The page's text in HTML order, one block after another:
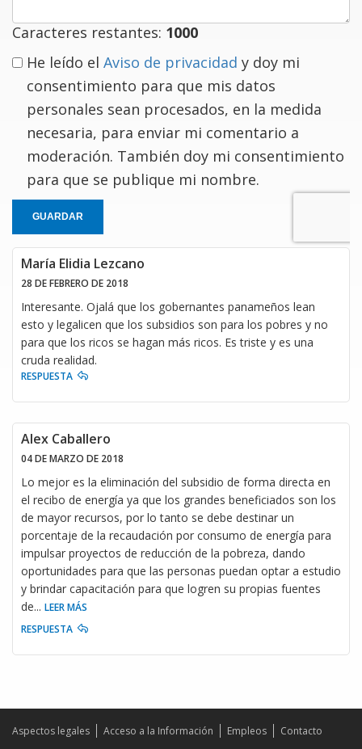
Caracteres restantes: 1000
He leído el Aviso de privacidad y doy mi
consentimiento para que mis datos
personales sean procesados, en la medida
necesaria, para enviar mi comentario a
moderación. También doy mi consentimiento
para que se publique mi nombre.
GUARDAR
María Elidia Lezcano
28 DE FEBRERO DE 2018
Interesante. Ojalá que los gobernantes panameños lean
esto y legalicen que los subsidios son para los pobres y no
para que los ricos se hagan más ricos. Es triste y es una
cruda realidad.
RESPUESTA
Alex Caballero
04 DE MARZO DE 2018
Lo mejor es la eliminación del subsidio de forma directa en
el recibo de energía ya que los grandes beneficiados son los
de mayor recursos, por lo tanto se debe destinar un
porcentaje de la recaudación por consumo de energía para
impulsar proyectos de reducción de la pobreza, dando
oportunidades para que las personas puedan optar a estudio
y brindar capacitación para que logren su propias fuentes
de... LEER MÁS
RESPUESTA
Aspectos legales Acceso a la Información Empleos
Contacto